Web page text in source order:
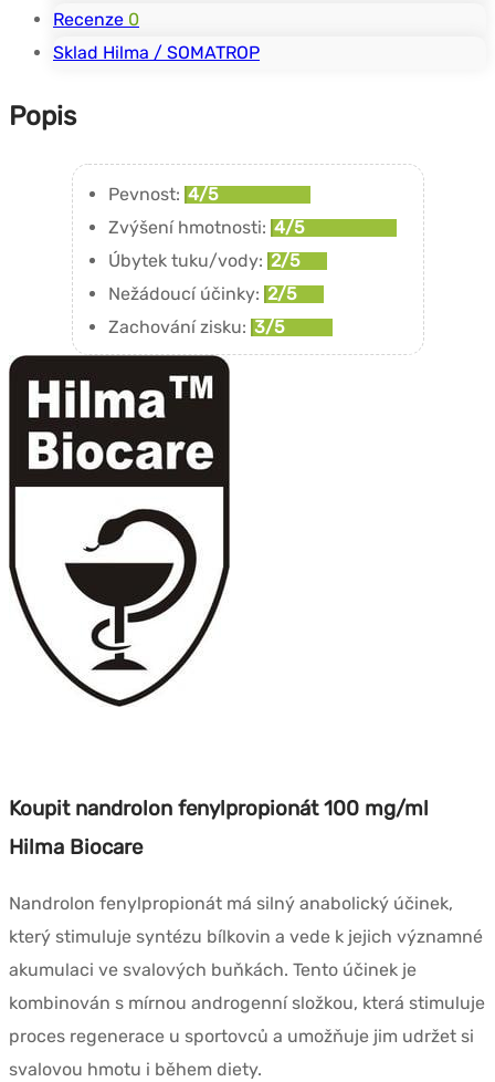
-
10ml
Recenze 0
Sklad Hilma / SOMATROP
Popis
Pevnost: 4/5
Zvýšení hmotnosti: 4/5
Úbytek tuku/vody: 2/5
Nežádoucí účinky: 2/5
Zachování zisku: 3/5
Koupit nandrolon fenylpropionát 100 mg/ml
Hilma Biocare
Nandrolon fenylpropionát má silný anabolický účinek,
který stimuluje syntézu bílkovin a vede k jejich významné
akumulaci ve svalových buňkách. Tento účinek je
kombinován s mírnou androgenní složkou, která stimuluje
proces regenerace u sportovců a umožňuje jim udržet si
svalovou hmotu i během diety.